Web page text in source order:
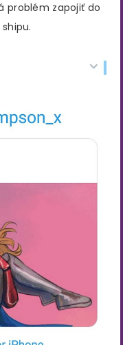
problém zapojiť do